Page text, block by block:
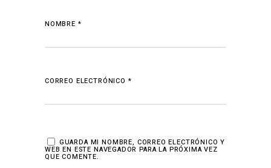
NOMBRE *
CORREO ELECTRÓNICO *
GUARDA MI NOMBRE, CORREO ELECTRÓNICO Y
WEB EN ESTE NAVEGADOR PARA LA PRÓXIMA VEZ
QUE COMENTE.